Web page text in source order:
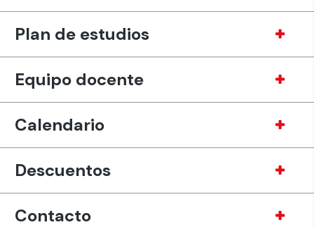
Plan de estudios
Equipo docente
Calendario
Descuentos
Contacto